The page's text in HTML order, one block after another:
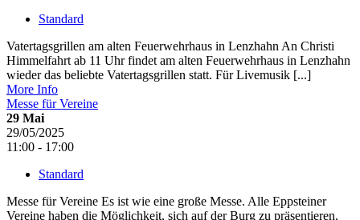
Standard
Vatertagsgrillen am alten Feuerwehrhaus in Lenzhahn An Christi
Himmelfahrt ab 11 Uhr findet am alten Feuerwehrhaus in Lenzhahn
wieder das beliebte Vatertagsgrillen statt. Für Livemusik [...]
More Info
Messe für Vereine
29 Mai
29/05/2025
11:00 - 17:00
Standard
Messe für Vereine Es ist wie eine große Messe. Alle Eppsteiner
Vereine haben die Möglichkeit, sich auf der Burg zu präsentieren.